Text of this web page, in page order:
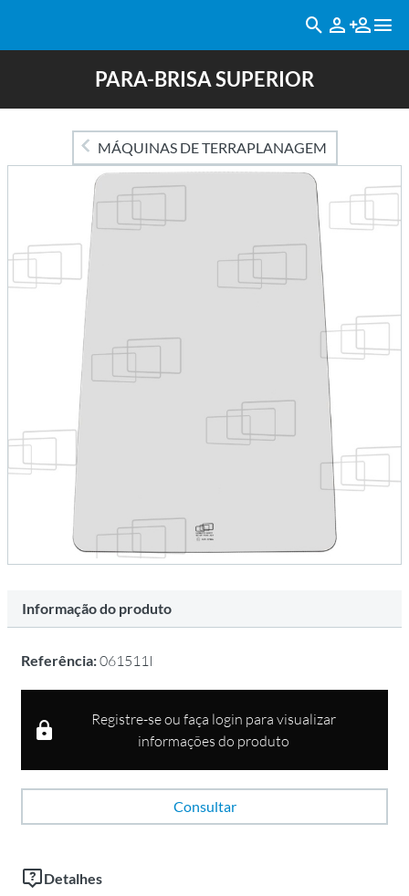
PARA-BRISA SUPERIOR
MÁQUINAS DE TERRAPLANAGEM
Informação do produto
Referência:061511I
Registre-se ou faça login para visualizar
informações do produto
Consultar
Detalhes